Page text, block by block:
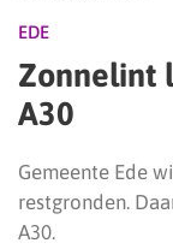
EDE
Zonnelint
A30
Gemeente Ede
restgronden.
A30.